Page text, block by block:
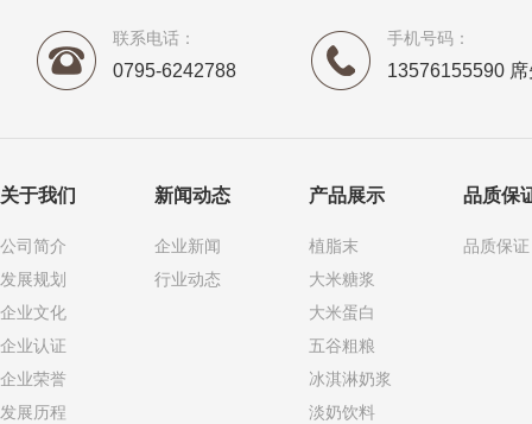
联系电话：
0795-6242788
手机号码：
13576155590
关于我们
公司简介
发展规划
企业文化
企业认证
企业荣誉
发展历程
新闻动态
企业新闻
行业动态
产品展示
植脂末
大米糖浆
大米蛋白
五谷粗粮
冰淇淋奶浆
淡奶饮料
品质保
品质保证